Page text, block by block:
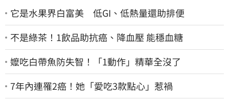
它是水果界白富美 低GI、低熱量還助排便
不是綠茶！1飲品助抗癌、降血壓 能穩血糖
嬤吃白帶魚防失智！「1動作」精華全沒了
7年內連罹2癌！她「愛吃3款點心」惹禍